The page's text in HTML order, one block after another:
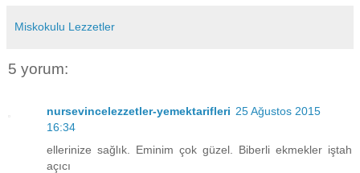
Miskokulu Lezzetler
5 yorum:
nursevincelezzetler-yemektarifleri 25 Ağustos 2015
16:34
ellerinize sağlık. Eminim çok güzel. Biberli ekmekler iştah
açıcı